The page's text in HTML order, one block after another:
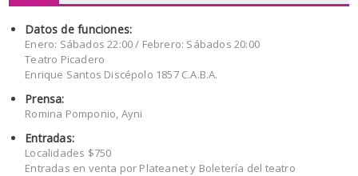
Datos de funciones:
Enero: Sábados 22:00 / Febrero: Sábados 20:00
Teatro Picadero
Enrique Santos Discépolo 1857 C.A.B.A.
Prensa:
Romina Pomponio, Ayni
Entradas:
Localidades $750
Entradas en venta por Plateanet y Boletería del teatro